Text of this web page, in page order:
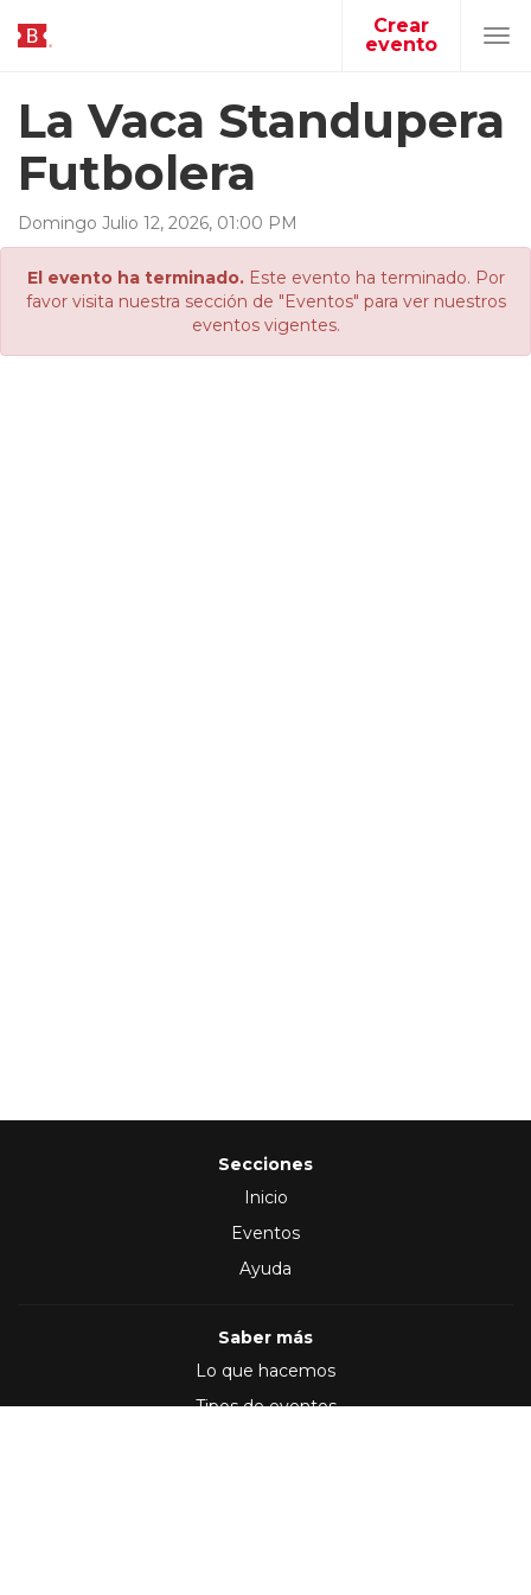
Crear
evento
La Vaca Standupera
Futbolera
Domingo Julio 12, 2026, 01:00 PM
El evento ha terminado.Este evento ha terminado. Por
favor visita nuestra sección de "Eventos" para ver nuestros
eventos vigentes.
Secciones
Inicio
Eventos
Ayuda
Saber más
Lo que hacemos
Tipos de eventos